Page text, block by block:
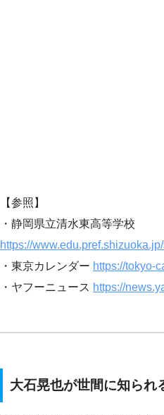
【参照】
・静岡県立清水東高等学校
https://
・東京カレンダー https://tokyo-
・ヤフーニュース https://
大石晃也が世間に知られ